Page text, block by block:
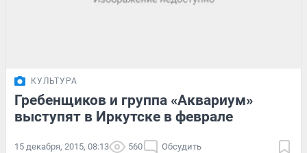
КУЛЬТУРА
Гребенщиков и группа «Аквариум»
выступят в Иркутске в феврале
15 декабря, 2015, 08:13 560 Обсудить